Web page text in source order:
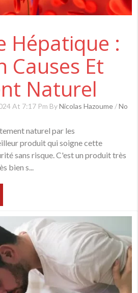
Hépatique :
Causes Et
Naturel
At 7:17 Pm ByNicolas Hazoume/No
naturel par les
produit qui soigne cette
sans risque. C'est un produit très
bien s...